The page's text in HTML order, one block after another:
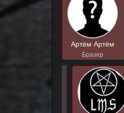
Артём Артём
Бразер